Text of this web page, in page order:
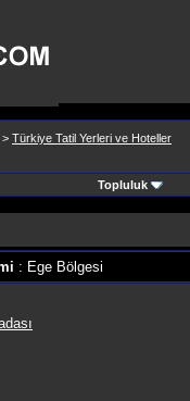
> Türkiye Tatil Yerleri ve Hoteller
Topluluk
: Ege Bölgesi